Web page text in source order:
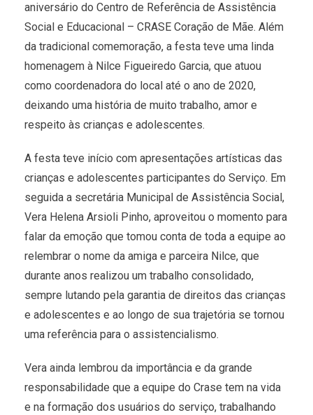
aniversário do Centro de Referência de Assistência
Social e Educacional – CRASE Coração de Mãe. Além
da tradicional comemoração, a festa teve uma linda
homenagem à Nilce Figueiredo Garcia, que atuou
como coordenadora do local até o ano de 2020,
deixando uma história de muito trabalho, amor e
respeito às crianças e adolescentes.
A festa teve início com apresentações artísticas das
crianças e adolescentes participantes do Serviço. Em
seguida a secretária Municipal de Assistência Social,
Vera Helena Arsioli Pinho, aproveitou o momento para
falar da emoção que tomou conta de toda a equipe ao
relembrar o nome da amiga e parceira Nilce, que
durante anos realizou um trabalho consolidado,
sempre lutando pela garantia de direitos das crianças
e adolescentes e ao longo de sua trajetória se tornou
uma referência para o assistencialismo.
Vera ainda lembrou da importância e da grande
responsabilidade que a equipe do Crase tem na vida
e na formação dos usuários do serviço, trabalhando